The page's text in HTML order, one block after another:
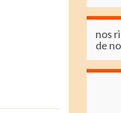
nos
de